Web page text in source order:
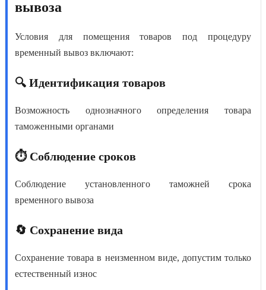
вывоза
Условия для помещения товаров под процедуру
временный вывоз включают:
🔍 Идентификация товаров
Возможность однозначного определения товара
таможенными органами
⏱️ Соблюдение сроков
Соблюдение установленного таможней срока
временного вывоза
🔄 Сохранение вида
Сохранение товара в неизменном виде, допустим только
естественный износ